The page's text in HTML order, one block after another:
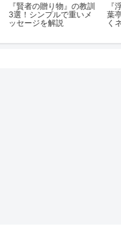
『52ヘルツのクジラた
ち』の読書感想文。高校
生・中学生の例と書き方